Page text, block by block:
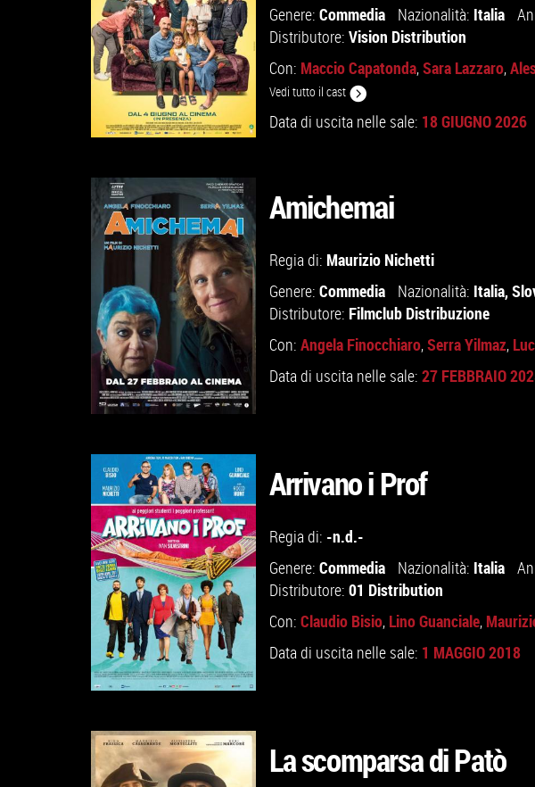
GUARDA IL TRAILER
VAI ALLA SCHEDA
Genere: Commedia Nazionalità: Italia
Distributore: Vision Distribution
Con: Maccio Capatonda,Sara Lazzaro,
Vedi tutto il cast
Data di uscita nelle sale: 18 GIUGNO 2026
GUARDA IL TRAILER
VAI ALLA SCHEDA
Amichemai
Regia di: Maurizio Nichetti
Genere: Commedia Nazionalità: Italia,
Distributore: Filmclub Distribuzione
Con: Angela Finocchiaro,Serra Yilmaz,
Data di uscita nelle sale: 27 FEBBRAIO
Arrivano i Prof
Regia di: -n.d.-
Genere: Commedia Nazionalità: Italia
Distributore: 01 Distribution
Con: Claudio Bisio, Lino Guanciale,
Data di uscita nelle sale: 1 MAGGIO 2018
La scomparsa di Patò